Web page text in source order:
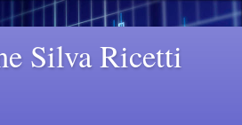
Silva Ricetti